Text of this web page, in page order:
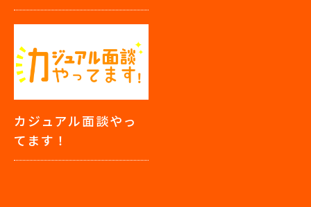
カジュアル面談やっ
てます！